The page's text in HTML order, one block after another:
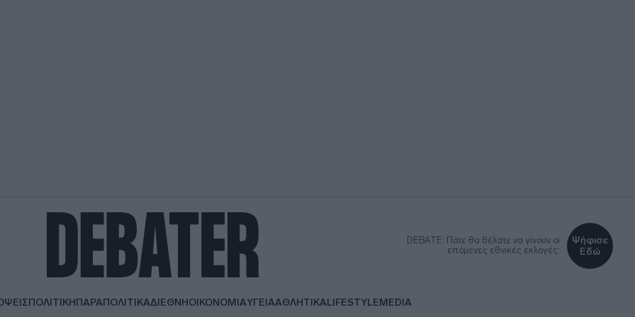
DEBATE: Πότε θα θέλατε να γίνουν οι
επόμενες εθνικές εκλογές;
Ψήφισε
Εδώ
ΠΟΛΙΤΙΚΗΠΑΡΑΠΟΛΙΤΙΚΑΔΙΕΘΝΗΟΙΚΟΝΟΜΙΑΥΓΕΙΑΑΘΛΗΤΙΚΑLIFESTYLEMEDIA